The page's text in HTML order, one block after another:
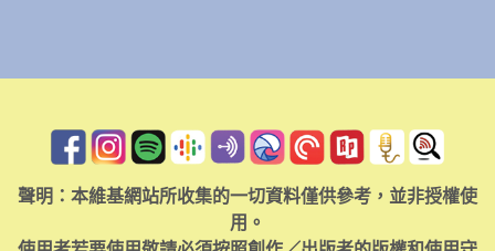
聲明：本維基網站所收集的一切資料僅供參考，並非授權使
用。